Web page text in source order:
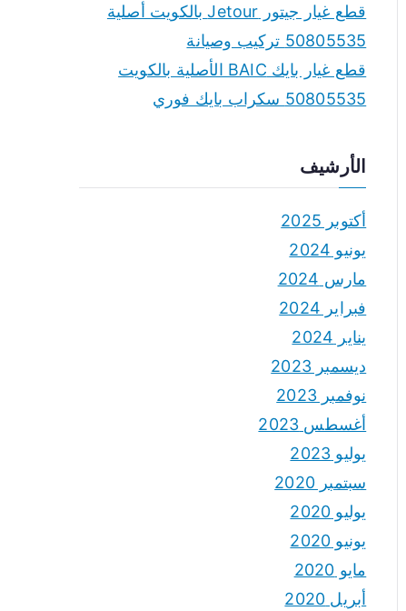
قطع غيار جيتور Jetour بالكويت أصلية
50805535 تركيب وصيانة
قطع غيار بايك BAIC الأصلية بالكويت
50805535 سكراب بايك فوري
الأرشيف
أكتوبر 2025
يونيو 2024
مارس 2024
فبراير 2024
يناير 2024
ديسمبر 2023
نوفمبر 2023
أغسطس 2023
يوليو 2023
سبتمبر 2020
يوليو 2020
يونيو 2020
مايو 2020
أبريل 2020